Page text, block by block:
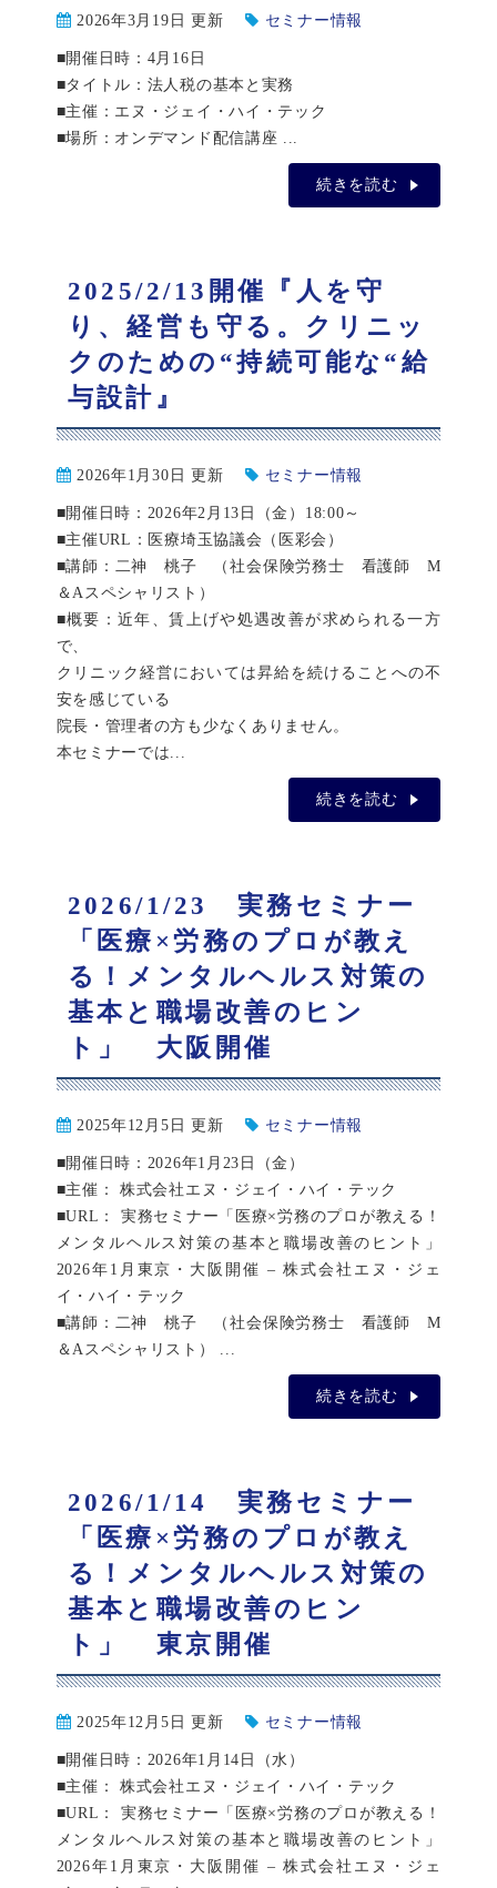
2026年3月19日 更新 セミナー情報
■開催日時：4月16日
■タイトル：法人税の基本と実務
■主催：エヌ・ジェイ・ハイ・テック
■場所：オンデマンド配信講座 ...
続きを読む
2025/2/13開催『人を守
り、経営も守る。クリニッ
クのための“持続可能な“給
与設計』
2026年1月30日 更新 セミナー情報
■開催日時：2026年2月13日（金）18:00～
■主催URL：医療埼玉協議会（医彩会）
■講師：二神 桃子 （社会保険労務士 看護師 M
＆Aスペシャリスト）
■概要：近年、賃上げや処遇改善が求められる一方
で、
クリニック経営においては昇給を続けることへの不
安を感じている
院長・管理者の方も少なくありません。
本セミナーでは...
続きを読む
2026/1/23 実務セミナー
「医療×労務のプロが教え
る！メンタルヘルス対策の
基本と職場改善のヒン
ト」 大阪開催
2025年12月5日 更新 セミナー情報
■開催日時：2026年1月23日（金）
■主催： 株式会社エヌ・ジェイ・ハイ・テック
■URL： 実務セミナー「医療×労務のプロが教える！
メンタルヘルス対策の基本と職場改善のヒント」
2026年1月東京・大阪開催 – 株式会社エヌ・ジェ
イ・ハイ・テック
■講師：二神 桃子 （社会保険労務士 看護師 M
＆Aスペシャリスト） ...
続きを読む
2026/1/14 実務セミナー
「医療×労務のプロが教え
る！メンタルヘルス対策の
基本と職場改善のヒン
ト」 東京開催
2025年12月5日 更新 セミナー情報
■開催日時：2026年1月14日（水）
■主催： 株式会社エヌ・ジェイ・ハイ・テック
■URL： 実務セミナー「医療×労務のプロが教える！
メンタルヘルス対策の基本と職場改善のヒント」
2026年1月東京・大阪開催 – 株式会社エヌ・ジェ